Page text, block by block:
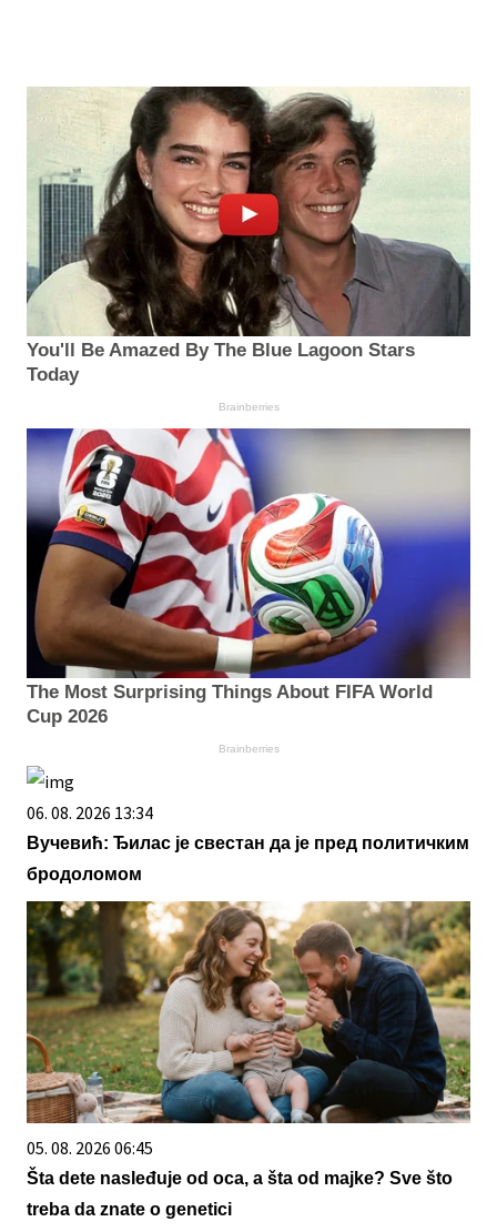
You'll Be Amazed By The Blue Lagoon Stars
Today
Brainberries
The Most Surprising Things About FIFA World
Cup 2026
Brainberries
06. 08. 2026 13:34
Вучевић: Ђилас је свестан да је пред политичким
бродоломом
05. 08. 2026 06:45
Šta dete nasleđuje od oca, a šta od majke? Sve što
treba da znate o genetici